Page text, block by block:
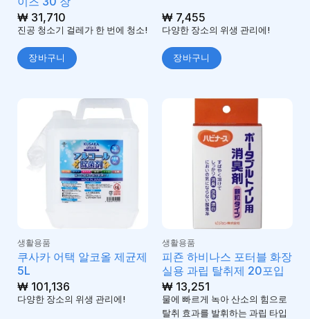
₩31,710
진공 청소기 걸레가 한 번에 청소!
장바구니
₩7,455
다양한 장소의 위생 관리에!
장바구니
생활용품
쿠사카 어택 알코올 제균제
5L
₩101,136
다양한 장소의 위생 관리에!
생활용품
피죤 하비나스 포터블 화장
실용 과립 탈취제 20포입
₩13,251
물에 빠르게 녹아 산소의 힘으로
탈취 효과를 발휘하는 과립 타입